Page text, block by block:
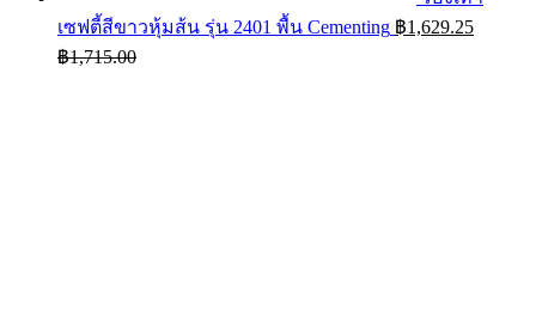
เซฟตี้สีขาวหุ้มส้น รุ่น 2401 พื้น Cementing ฿1,629.25
฿1,715.00